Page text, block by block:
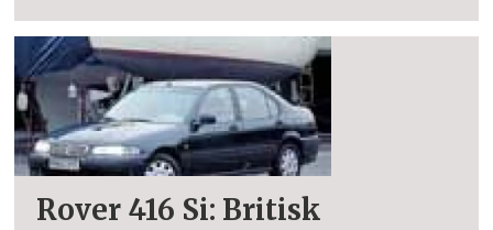
Rover 416 Si: Britisk